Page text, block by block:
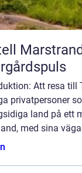
Att resa till
privatpersoner
land på ett
med sina